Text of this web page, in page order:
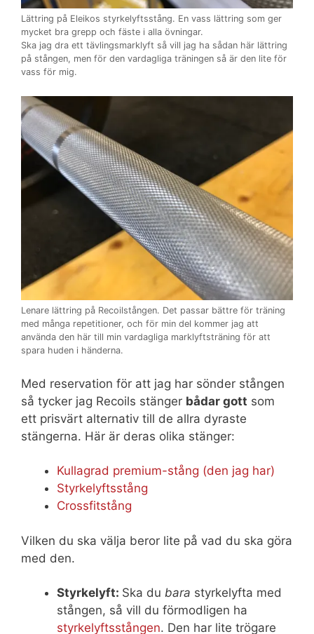
Lättring på Eleikos styrkelyftsstång. En vass lättring som ger
mycket bra grepp och fäste i alla övningar.
Ska jag dra ett tävlingsmarklyft så vill jag ha sådan här lättring
på stången, men för den vardagliga träningen så är den lite för
vass för mig.
Lenare lättring på Recoilstången. Det passar bättre för träning
med många repetitioner, och för min del kommer jag att
använda den här till min vardagliga marklyftsträning för att
spara huden i händerna.
Med reservation för att jag har sönder stången
så tycker jag Recoils stänger bådar gott som
ett prisvärt alternativ till de allra dyraste
stängerna. Här är deras olika stänger:
Kullagrad premium-stång (den jag har)
Styrkelyftsstång
Crossfitstång
Vilken du ska välja beror lite på vad du ska göra
med den.
Styrkelyft: Ska du bara styrkelyfta med
stången, så vill du förmodligen ha
styrkelyftsstången. Den har lite trögare